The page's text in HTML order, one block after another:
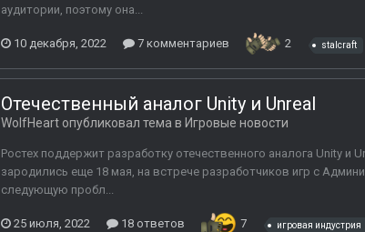
аудитории, поэтому она...
10 декабря, 2022 7 комментариев 2 stalcraft
Oтечественный аналог Unity и Unreal
WolfHeart опубликовал тема в Игровые новости
Ростех поддержит разработку отечественного аналога Unity
зародились еще 18 мая, на встрече разработчиков игр с
следующую пробл...
25 июля, 2022 18 ответов 7 игровая индустрия